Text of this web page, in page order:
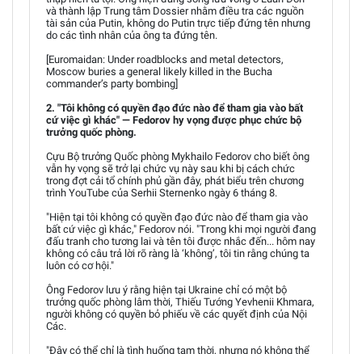
và thành lập Trung tâm Dossier nhằm điều tra các nguồn
tài sản của Putin, không do Putin trực tiếp đứng tên nhưng
do các tình nhân của ông ta đứng tên.
[Euromaidan: Under roadblocks and metal detectors,
Moscow buries a general likely killed in the Bucha
commander’s party bombing]
2. "Tôi không có quyền đạo đức nào để tham gia vào bất
cứ việc gì khác" — Fedorov hy vọng được phục chức bộ
trưởng quốc phòng.
Cựu Bộ trưởng Quốc phòng Mykhailo Fedorov cho biết ông
vẫn hy vọng sẽ trở lại chức vụ này sau khi bị cách chức
trong đợt cải tổ chính phủ gần đây, phát biểu trên chương
trình YouTube của Serhii Sternenko ngày 6 tháng 8.
"Hiện tại tôi không có quyền đạo đức nào để tham gia vào
bất cứ việc gì khác," Fedorov nói. "Trong khi mọi người đang
đấu tranh cho tương lai và tên tôi được nhắc đến... hôm nay
không có câu trả lời rõ ràng là ‘không’, tôi tin rằng chúng ta
luôn có cơ hội."
Ông Fedorov lưu ý rằng hiện tại Ukraine chỉ có một bộ
trưởng quốc phòng lâm thời, Thiếu Tướng Yevhenii Khmara,
người không có quyền bỏ phiếu về các quyết định của Nội
Các.
"Đây có thể chỉ là tình huống tạm thời, nhưng nó không thể